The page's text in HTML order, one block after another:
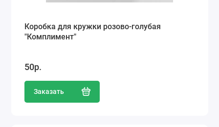
Коробка для кружки розово-голубая
"Комплимент"
50р.
Заказать